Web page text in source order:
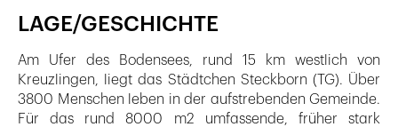
LAGE/GESCHICHTE
Am Ufer des Bodensees, rund 15 km westlich von
Kreuzlingen, liegt das Städtchen Steckborn (TG). Über
3800 Menschen leben in der aufstrebenden Gemeinde.
Für das rund 8000 m2 umfassende, früher stark